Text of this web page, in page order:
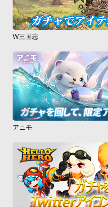
W三国志
アニモ